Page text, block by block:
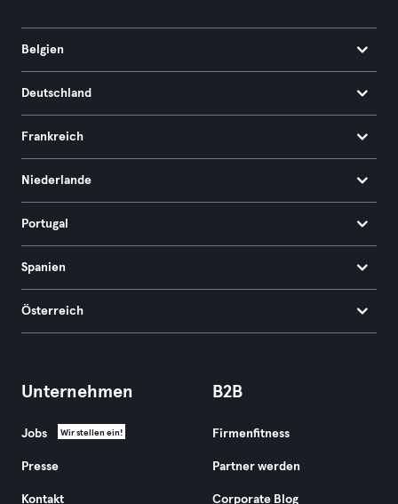
Belgien
Deutschland
Frankreich
Niederlande
Portugal
Spanien
Österreich
Unternehmen
Jobs Wir stellen ein!
Presse
Kontakt
B2B
Firmenfitness
Partner werden
Corporate Blog